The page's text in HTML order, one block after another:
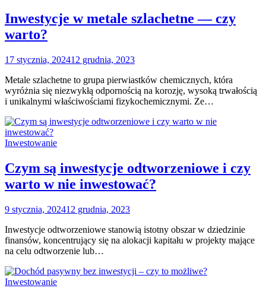
Inwestycje w metale szlachetne — czy
warto?
17 stycznia, 202412 grudnia, 2023
Metale szlachetne to grupa pierwiastków chemicznych, która
wyróżnia się niezwykłą odpornością na korozję, wysoką trwałością
i unikalnymi właściwościami fizykochemicznymi. Ze…
Inwestowanie
Czym są inwestycje odtworzeniowe i czy
warto w nie inwestować?
9 stycznia, 202412 grudnia, 2023
Inwestycje odtworzeniowe stanowią istotny obszar w dziedzinie
finansów, koncentrujący się na alokacji kapitału w projekty mające
na celu odtworzenie lub…
Inwestowanie